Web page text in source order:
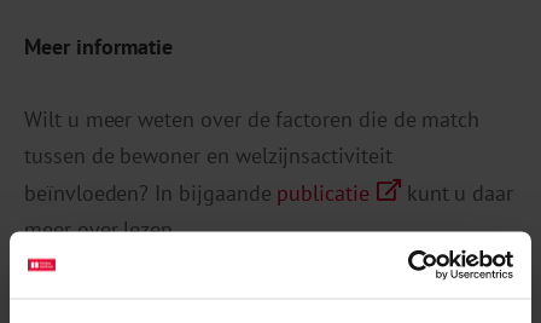
Meer informatie
Wilt u meer weten over de factoren die de match
tussen de bewoner en welzijnsactiviteit
beïnvloeden? In bijgaande publicatie
kunt u daar
meer over lezen.